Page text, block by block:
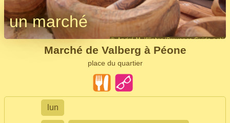
un marché
Marché de Valberg à Péone
place du quartier
lun